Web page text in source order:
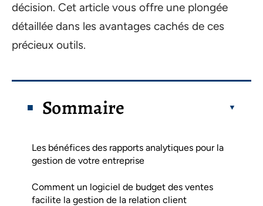
décision. Cet article vous offre une plongée
détaillée dans les avantages cachés de ces
précieux outils.
Sommaire
Les bénéfices des rapports analytiques pour la
gestion de votre entreprise
Comment un logiciel de budget des ventes
facilite la gestion de la relation client